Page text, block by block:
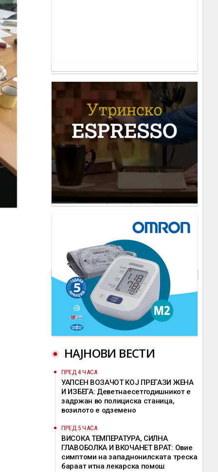
НАЈНОВИ ВЕСТИ
ПРЕД 4 ЧАСА
УАПСЕН ВОЗАЧОТ КОЈ ПРЕГАЗИ ЖЕНА
И ИЗБЕГА: Деветнаесетгодишникот е
задржан во полициска станица,
возилото е одземено
ПРЕД 5 ЧАСА
ВИСОКА ТЕМПЕРАТУРА, СИЛНА
ГЛАВОБОЛКА И ВКОЧАНЕТ ВРАТ: Овие
симптоми на западнонилската треска
бараат итна лекарска помош